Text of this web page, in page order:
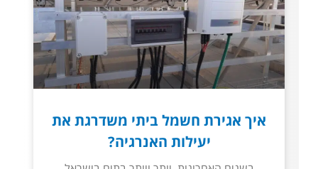
איך אגירת חשמל ביתי משדרגת את
יעילות האנרגיה?